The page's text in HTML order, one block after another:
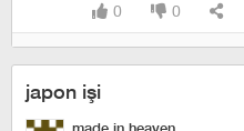
0 0
japon işi